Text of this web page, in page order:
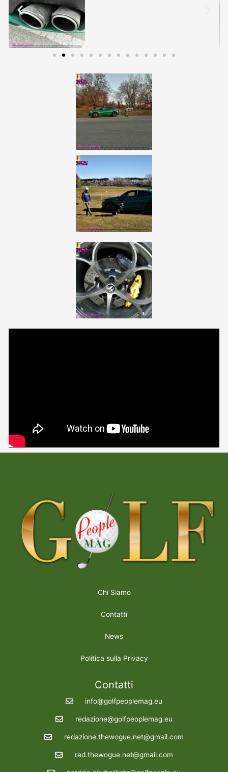
Chi Siamo
Contatti
News
Politica sulla Privacy
Contatti
info@golfpeoplemag.eu
redazione@golfpeoplemag.eu
redazione.thewogue.net@gmail.com
red.thewogue.net@gmail.com